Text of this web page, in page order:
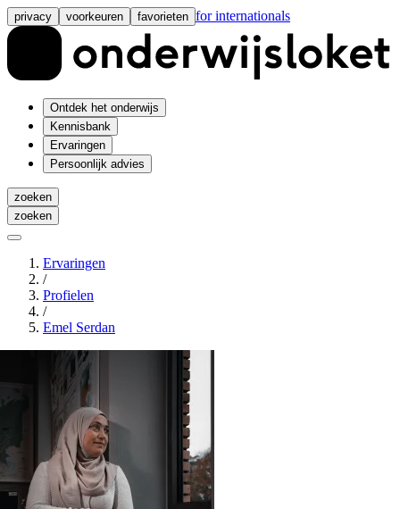
privacy voorkeuren favorieten for internationals
Ontdek het onderwijs
Kennisbank
Ervaringen
Persoonlijk advies
zoeken
zoeken
Ervaringen
/
Profielen
/
Emel Serdan